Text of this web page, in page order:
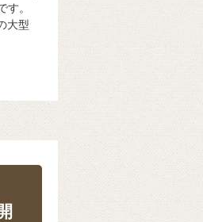
。
大型